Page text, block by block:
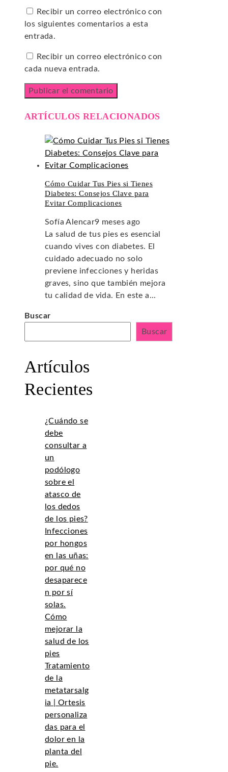
Recibir un correo electrónico con
los siguientes comentarios a esta
entrada.
Recibir un correo electrónico con
cada nueva entrada.
ARTÍCULOS RELACIONADOS
Cómo Cuidar Tus Pies si Tienes
Diabetes: Consejos Clave para
Evitar Complicaciones
Sofía Alencar9 meses ago
La salud de tus pies es esencial
cuando vives con diabetes. El
cuidado adecuado no solo
previene infecciones y heridas
graves, sino que también mejora
tu calidad de vida. En este a...
Buscar
Buscar
Artículos
Recientes
¿Cuándo se
debe
consultar a
un
podólogo
sobre el
atasco de
los dedos
de los pies?
Infecciones
por hongos
en las uñas:
por qué no
desaparece
n por sí
solas.
Cómo
mejorar la
salud de los
pies
Tratamiento
de la
metatarsalg
ia | Ortesis
personaliza
das para el
dolor en la
planta del
pie.